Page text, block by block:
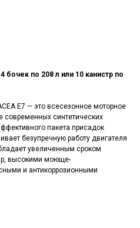
бочек по 208 л или 10 канистр по
E7 — это всесезонное моторное
современных синтетических
пакета присадок
безупречную работу двигателя
увеличенным сроком
высокими моюще-
и антикоррозионными